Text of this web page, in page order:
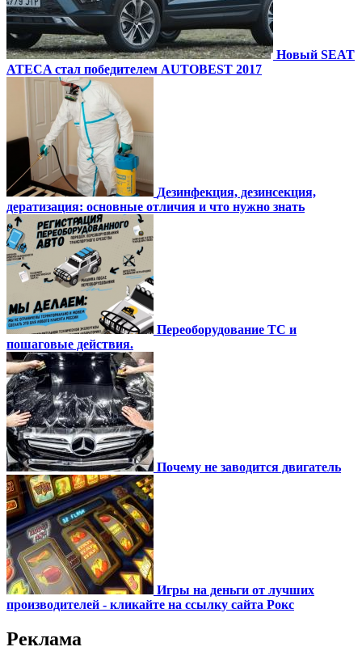
Новый SEAT
ATECA стал победителем AUTOBEST 2017
Дезинфекция, дезинсекция,
дератизация: основные отличия и что нужно знать
Переоборудование ТС и
пошаговые действия.
Почему не заводится двигатель
Игры на деньги от лучших
производителей - кликайте на ссылку сайта Рокс
Реклама